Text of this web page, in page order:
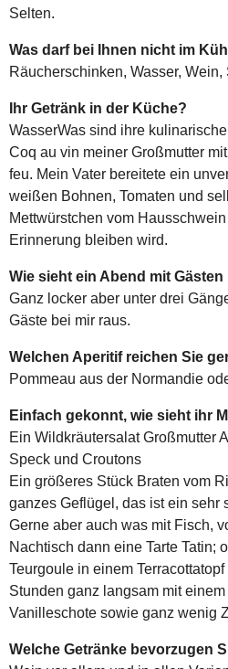
Selten.
Was darf bei Ihnen nicht im
Räucherschinken, Wasser, Wein,
Ihr Getränk in der Küche?
WasserWas sind ihre
Coq au vin meiner Großmutter
feu. Mein Vater bereitete ein
weißen Bohnen, Tomaten und
Mettwürstchen vom
Erinnerung bleiben wird.
Wie sieht ein Abend mit
Ganz locker aber unter drei
Gäste bei mir raus.
Welchen Aperitif reichen Sie
Pommeau aus der Normandie
Einfach gekonnt, wie sieht ihr
Ein Wildkräutersalat Großmutter
Speck und Croutons
Ein größeres Stück Braten vom
ganzes Geflügel, das ist ein sehr
Gerne aber auch was mit Fisch,
Nachtisch dann eine Tarte Tatin;
Teurgoule in einem
Stunden ganz langsam mit
Vanilleschote sowie ganz wenig
Welche Getränke bevorzugen